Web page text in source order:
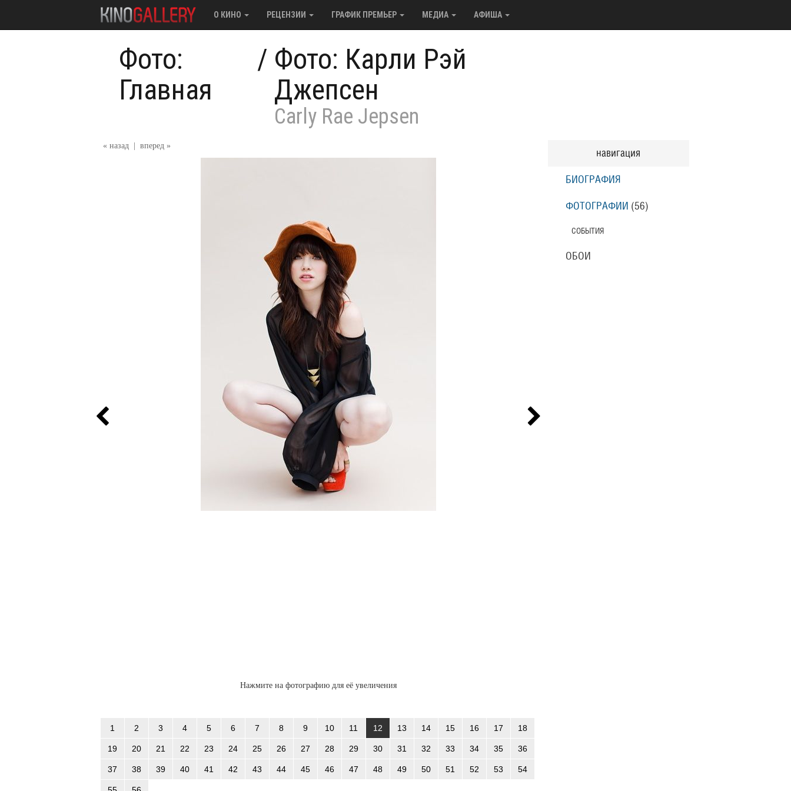
О КИНО РЕЦЕНЗИИ ГРАФИК ПРЕМЬЕР МЕДИА АФИША
Фото:
Главная
/ Фото: Карли Рэй
Джепсен
Carly Rae Jepsen
« назад вперед »
Нажмите на фотографию для её увеличения
1 2 3 4 5 6 7 8 9 10 11 12 13 14 15 16 17 18
19 20 21 22 23 24 25 26 27 28 29 30 31 32 33 34 35 36
37 38 39 40 41 42 43 44 45 46 47 48 49 50 51 52 53 54
навигация
БИОГРАФИЯ
ФОТОГРАФИИ (56)
СОБЫТИЯ
ОБОИ